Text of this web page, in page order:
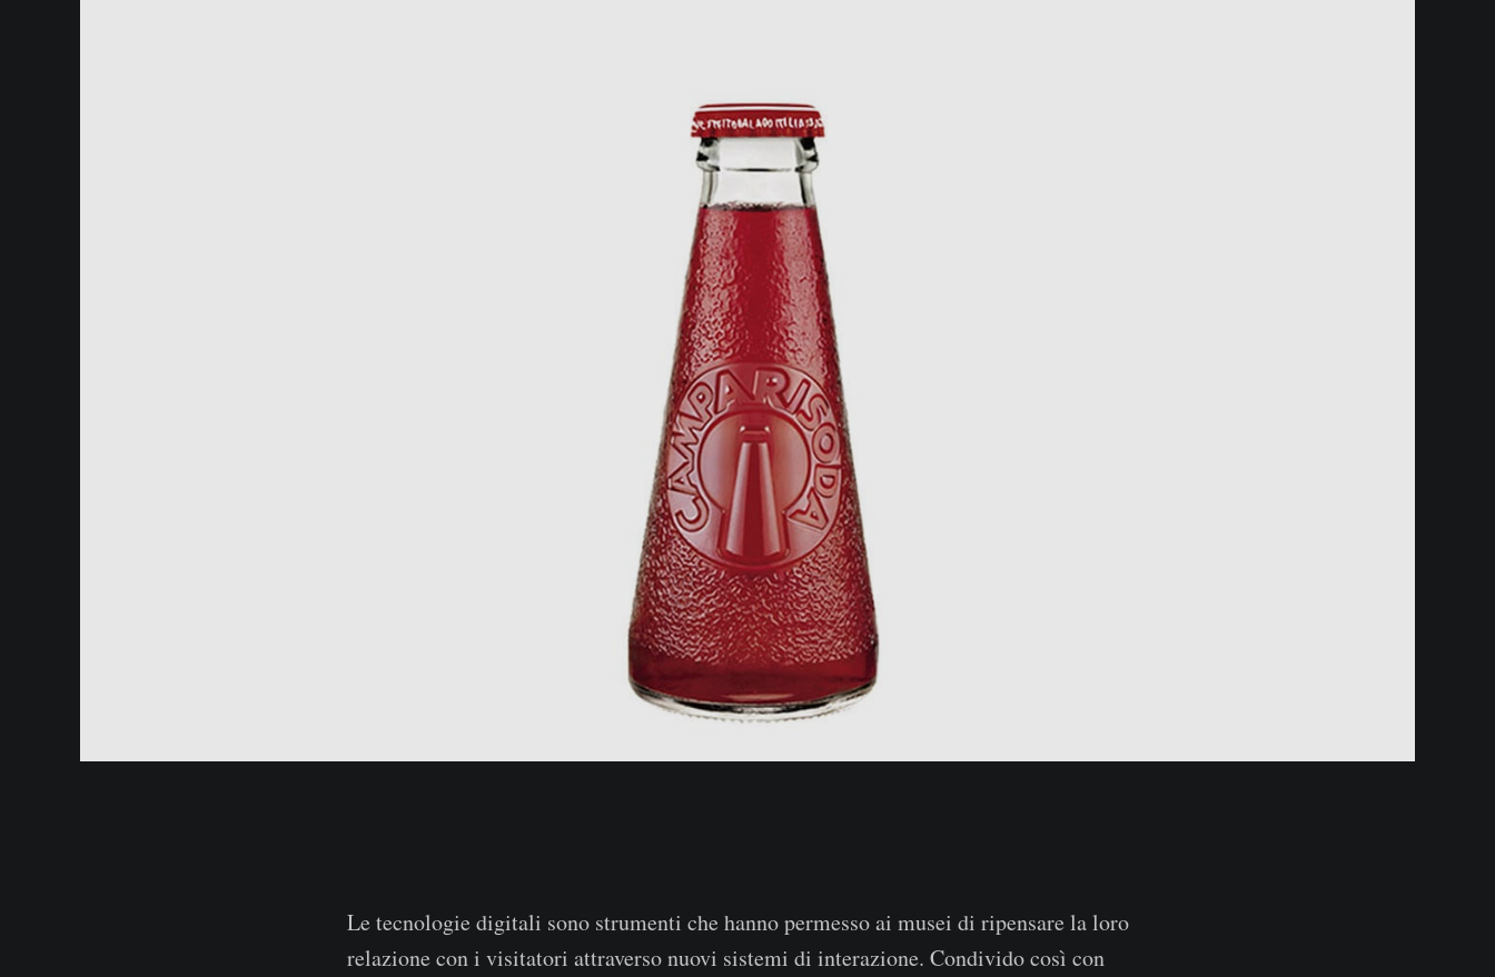
Le tecnologie digitali sono strumenti che hanno permesso ai musei di ripensare la loro
relazione con i visitatori attraverso nuovi sistemi di interazione. Condivido così con